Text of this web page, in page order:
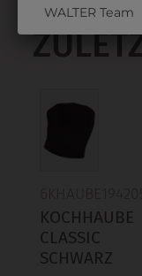
KOCHHAUBE
CLASSIC
SCHWARZ
WALTER Team